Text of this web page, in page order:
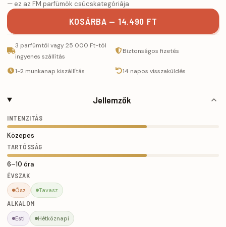
— ez az FM parfümök csúcskategóriája
KOSÁRBA — 14.490 FT
3 parfümtől vagy 25 000 Ft-tól
ingyenes szállítás
Biztonságos fizetés
1-2 munkanap kiszállítás 14 napos visszaküldés
Jellemzők
INTENZITÁS
Közepes
TARTÓSSÁG
6–10 óra
ÉVSZAK
Ősz Tavasz
ALKALOM
Esti Hétköznapi